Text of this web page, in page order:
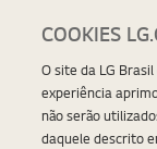
COOKIES
O site da LG
experiência
não serão
daquele descrito